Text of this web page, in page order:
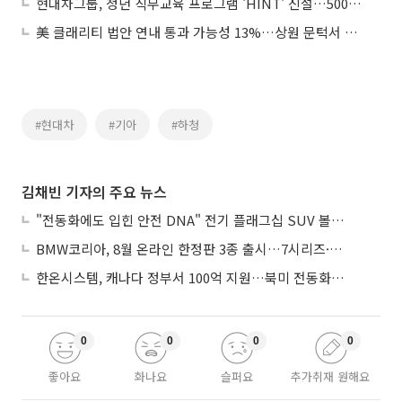
美 클래리티 법안 연내 통과 가능성 13%…상원 문턱서 제동
#현대차 #기아 #하청
김채빈 기자의 주요 뉴스
"전동화에도 입힌 안전 DNA" 전기 플래그십 SUV 볼보 'EX90'
BMW코리아, 8월 온라인 한정판 3종 출시…7시리즈·X7·M340i 투어링
한온시스템, 캐나다 정부서 100억 지원…북미 전동화 시장 가속
좋아요
0
화나요
0
슬퍼요
0
추가취재 원해요
0